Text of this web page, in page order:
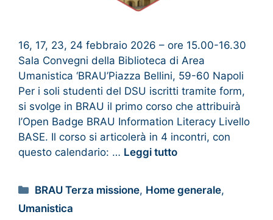
16, 17, 23, 24 febbraio 2026 – ore 15.00-16.30
Sala Convegni della Biblioteca di Area
Umanistica ‘BRAU’Piazza Bellini, 59-60 Napoli
Per i soli studenti del DSU iscritti tramite form,
si svolge in BRAU il primo corso che attribuirà
l’Open Badge BRAU Information Literacy Livello
BASE. Il corso si articolerà in 4 incontri, con
questo calendario: … Leggi tutto
BRAU Terza missione, Home generale,
Umanistica